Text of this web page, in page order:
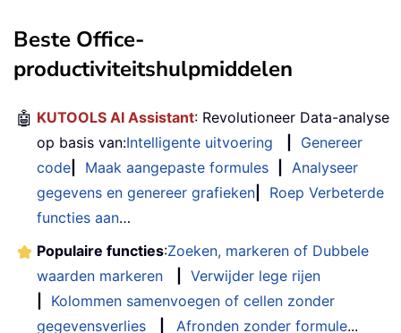
Beste Office-
productiviteitshulpmiddelen
🤖 KUTOOLS AI Assistant: Revolutioneer Data-analyse
op basis van:Intelligente uitvoering
Genereer
code
Maak aangepaste formules
Analyseer
gegevens en genereer grafieken
Roep Verbeterde
functies aan…
Populaire functies:Zoeken, markeren of Dubbele
waarden markeren
Verwijder lege rijen
Kolommen samenvoegen of cellen zonder
gegevensverlies
Afronden zonder formule...